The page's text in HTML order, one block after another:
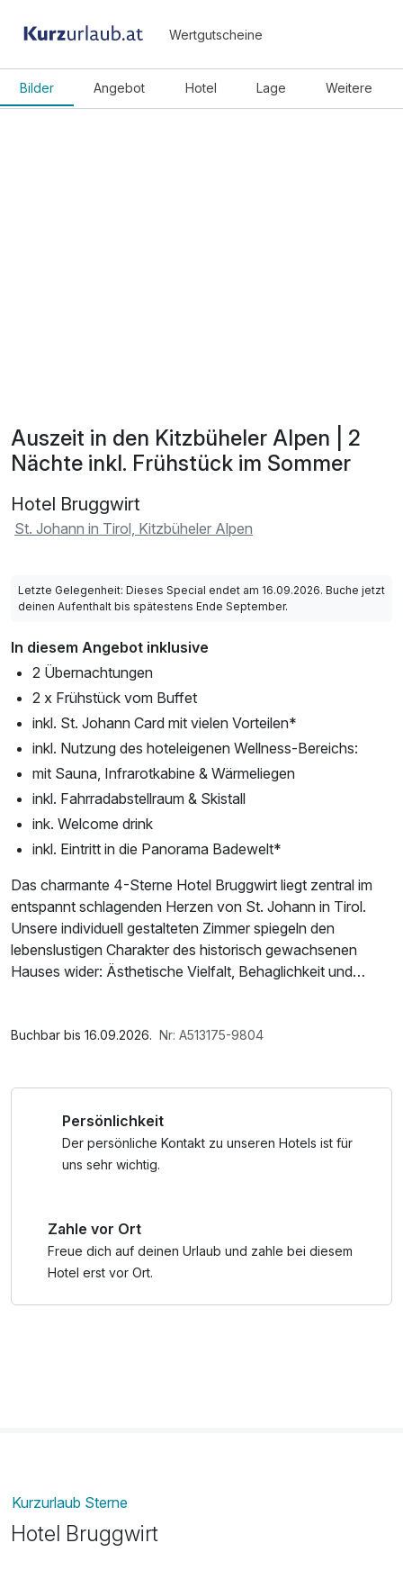
Wertgutscheine
Bilder Angebot Hotel Lage Weitere
Auszeit in den Kitzbüheler Alpen | 2
Nächte inkl. Frühstück im Sommer
Hotel Bruggwirt
St. Johann in Tirol, Kitzbüheler Alpen
Letzte Gelegenheit: Dieses Special endet am 16.09.2026. Buche jetzt
deinen Aufenthalt bis spätestens Ende September.
In diesem Angebot inklusive
2 Übernachtungen
2 x Frühstück vom Buffet
inkl. St. Johann Card mit vielen Vorteilen*
inkl. Nutzung des hoteleigenen Wellness-Bereichs:
mit Sauna, Infrarotkabine & Wärmeliegen
inkl. Fahrradabstellraum & Skistall
ink. Welcome drink
inkl. Eintritt in die Panorama Badewelt*
Das charmante 4-Sterne Hotel Bruggwirt liegt zentral im
entspannt schlagenden Herzen von St. Johann in Tirol.
Unsere individuell gestalteten Zimmer spiegeln den
lebenslustigen Charakter des historisch gewachsenen
Hauses wider: Ästhetische Vielfalt, Behaglichkeit und
ein. Entdecken Sie das ursprüngliche Flair der Region ohne
Johann Card (drei Gehminuten vom Hotel entfernt)
Saunabenutzung, Leihbademantel, Nutzung des
Buchbar bis 16.09.2026. Nr: A513175-9804
Persönlichkeit
Der persönliche Kontakt zu unseren Hotels ist für
uns sehr wichtig.
Zahle vor Ort
Freue dich auf deinen Urlaub und zahle bei diesem
Hotel erst vor Ort.
Kurzurlaub Sterne
Hotel Bruggwirt